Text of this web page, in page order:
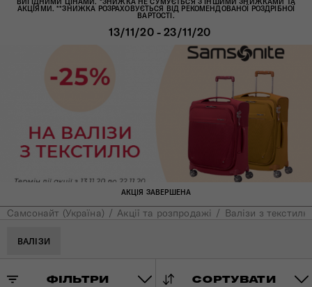
АКЦІЯМИ. **ЗНИЖКА РОЗРАХОВУЄТЬСЯ ВІД РЕКОМЕНДОВАНОЇ РОЗДРІБНОЇ
ВАРТОСТІ.
13/11/20 - 23/11/20
АКЦІЯ ЗАВЕРШЕНА
Самсонайт (Україна) Акції та розпродажі Валізи з
ВАЛІЗИ
ФІЛЬТРИ СОРТУВАТИ